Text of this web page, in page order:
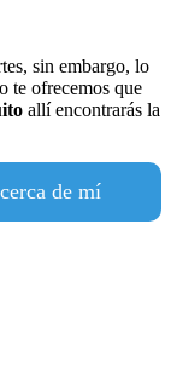
sin embargo, lo
te ofrecemos que
allí encontrarás la
de mí